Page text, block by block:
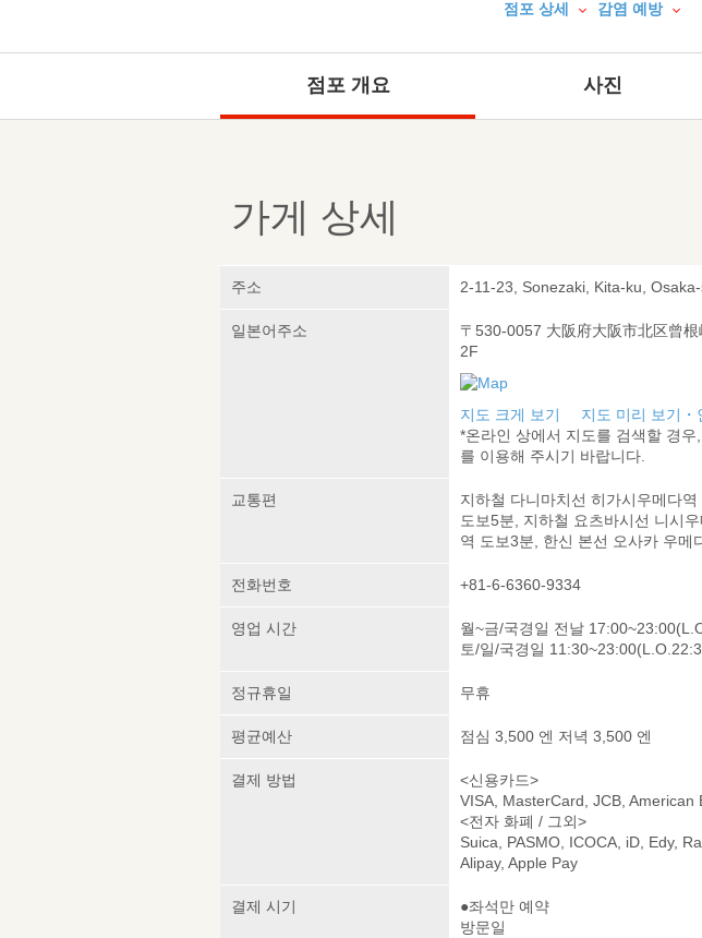
점포 상세
감염 예방
점포 개요 사진
가게 상세
주소 2-11-23, Sonezaki, Kita-ku,
일본어주소
〒530-0057 大阪府大阪市北区曾
2F
지도 크게 보기
지도 미리 보기・
*온라인 상에서 지도를 검색할 경
를 이용해 주시기 바랍니다.
교통편
지하철 다니마치선 히가시우메다
도보5분, 지하철 요츠바시선 니시
역 도보3분, 한신 본선 오사카 우메
전화번호 +81-6-6360-9334
영업 시간
월~금/국경일 전날
토/일/국경일
정규휴일 무휴
평균예산 점심 3,500 엔 저녁 3,500 엔
결제 방법
<신용카드>
VISA, MasterCard, JCB, American
<전자 화폐 / 그외>
Suica, PASMO, ICOCA, iD, Edy,
Alipay, Apple Pay
결제 시기
●좌석만 예약
방문일